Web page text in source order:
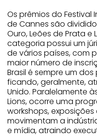
Os prêmios do
de Cannes são
Ouro, Leões de Prata e
categoria possui um
de vários países, com
maior número de
Brasil é sempre um
ficando, geralmente,
Unido. Paralelamente
Lions, ocorre uma
workshops,
movimentam a
e mídia, atraindo